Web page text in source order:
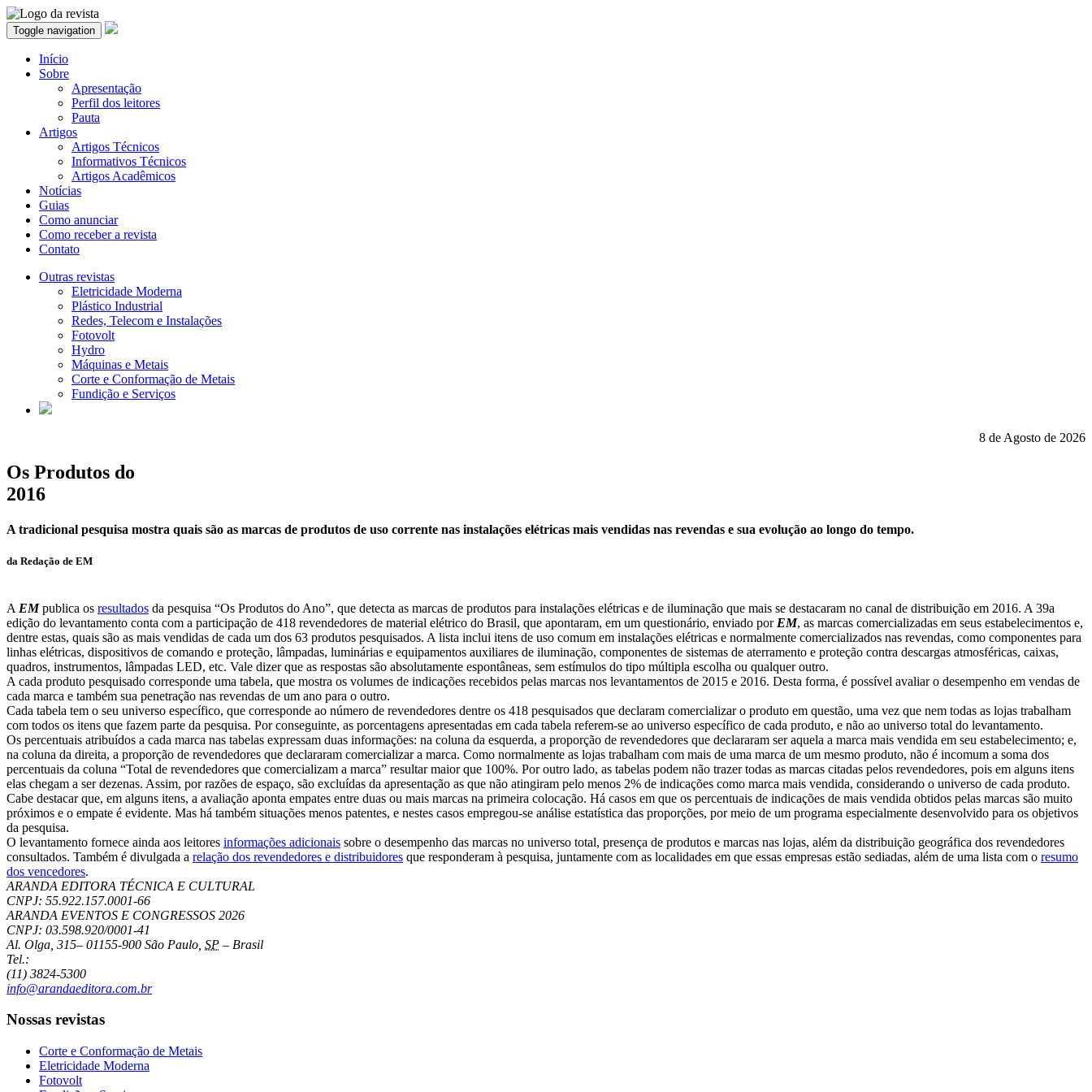
Toggle navigation
Início
Sobre
Apresentação
Perfil dos leitores
Pauta
Artigos
Artigos Técnicos
Informativos Técnicos
Artigos Acadêmicos
Notícias
Guias
Como anunciar
Como receber a revista
Contato
Outras revistas
Eletricidade Moderna
Plástico Industrial
Redes, Telecom e Instalações
Fotovolt
Hydro
Máquinas e Metais
Corte e Conformação de Metais
Fundição e Serviços
8 de Agosto de 2026
Os Produtos do
2016
A tradicional pesquisa mostra quais são as marcas de produtos de uso corrente nas instalações elétricas mais vendidas nas revendas e sua evolução ao longo do tempo.
da Redação de EM
A EMpublica os resultados da pesquisa “Os Produtos do Ano”, que detecta as marcas de produtos para instalações elétricas e de iluminação que mais se destacaram no canal de distribuição em 2016. A 39a
edição do levantamento conta com a participação de 418 revendedores de material elétrico do Brasil, que apontaram, em um questionário, enviado por EM, as marcas comercializadas em seus estabelecimentos e,
dentre estas, quais são as mais vendidas de cada um dos 63 produtos pesquisados. A lista inclui itens de uso comum em instalações elétricas e normalmente comercializados nas revendas, como componentes para
linhas elétricas, dispositivos de comando e proteção, lâmpadas, luminárias e equipamentos auxiliares de iluminação, componentes de sistemas de aterramento e proteção contra descargas atmosféricas, caixas,
quadros, instrumentos, lâmpadas LED, etc. Vale dizer que as respostas são absolutamente espontâneas, sem estímulos do tipo múltipla escolha ou qualquer outro.
A cada produto pesquisado corresponde uma tabela, que mostra os volumes de indicações recebidos pelas marcas nos levantamentos de 2015 e 2016. Desta forma, é possível avaliar o desempenho em vendas de
cada marca e também sua penetração nas revendas de um ano para o outro.
Cada tabela tem o seu universo específico, que corresponde ao número de revendedores dentre os 418 pesquisados que declaram comercializar o produto em questão, uma vez que nem todas as lojas trabalham
com todos os itens que fazem parte da pesquisa. Por conseguinte, as porcentagens apresentadas em cada tabela referem-se ao universo específico de cada produto, e não ao universo total do levantamento.
Os percentuais atribuídos a cada marca nas tabelas expressam duas informações: na coluna da esquerda, a proporção de revendedores que declararam ser aquela a marca mais vendida em seu estabelecimento; e,
na coluna da direita, a proporção de revendedores que declararam comercializar a marca. Como normalmente as lojas trabalham com mais de uma marca de um mesmo produto, não é incomum a soma dos
percentuais da coluna “Total de revendedores que comercializam a marca” resultar maior que 100%. Por outro lado, as tabelas podem não trazer todas as marcas citadas pelos revendedores, pois em alguns itens
elas chegam a ser dezenas. Assim, por razões de espaço, são excluídas da apresentação as que não atingiram pelo menos 2% de indicações como marca mais vendida, considerando o universo de cada produto.
Cabe destacar que, em alguns itens, a avaliação aponta empates entre duas ou mais marcas na primeira colocação. Há casos em que os percentuais de indicações de mais vendida obtidos pelas marcas são muito
próximos e o empate é evidente. Mas há também situações menos patentes, e nestes casos empregou-se análise estatística das proporções, por meio de um programa especialmente desenvolvido para os objetivos
da pesquisa.
O levantamento fornece ainda aos leitores informações adicionais sobre o desempenho das marcas no universo total, presença de produtos e marcas nas lojas, além da distribuição geográfica dos revendedores
consultados. Também é divulgada a relação dos revendedores e distribuidores que responderam à pesquisa, juntamente com as localidades em que essas empresas estão sediadas, além de uma lista com o resumo
dos vencedores.
ARANDA EDITORA TÉCNICA E CULTURAL
CNPJ: 55.922.157.0001-66
ARANDA EVENTOS E CONGRESSOS 2026
CNPJ: 03.598.920/0001-41
Al. Olga, 315– 01155-900 São Paulo SP – Brasil
Tel.:
(11) 3824-5300
info@arandaeditora.com.br
Nossas revistas
Corte e Conformação de Metais
Eletricidade Moderna
Fotovolt